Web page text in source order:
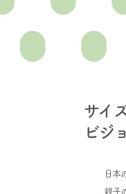
サイ
ビジ
日本
親子